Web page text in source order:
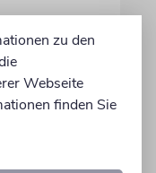
zu den
Webseite
finden Sie